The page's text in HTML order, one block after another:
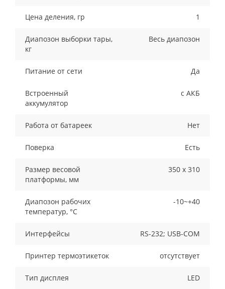
Цена деления, гр 1
Диапозон выборки тары,
кг
Весь диапозон
Питание от сети Да
Встроенный
аккумулятор
с АКБ
Работа от батареек Нет
Поверка Есть
Размер весовой
платформы, мм
350 х 310
Диапозон рабочих
температур, °С
-10~+40
Интерфейсы RS-232; USB-COM
Принтер термоэтикеток отсутствует
Тип дисплея LED